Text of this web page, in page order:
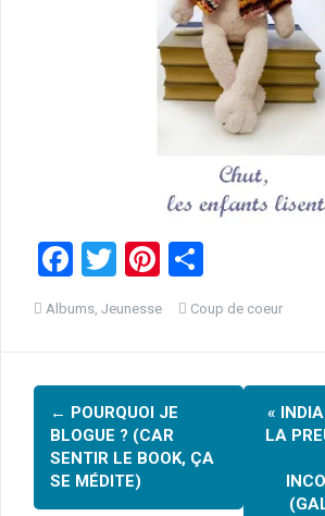
F
ce
o
o
k
T
Pi
nt
t
ta
er
Albums, Jeunesse Coup de coeur
Navigation
d'article
← POURQUOI JE
BLOGUE ? (CAR
SENTIR LE BOOK, ÇA
SE MÉDITE)
«
LA